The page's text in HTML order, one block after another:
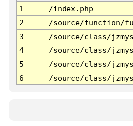
1
/index.php
2
/source/function/
3
/source/class/
4
/source/class/
5
/source/class/
6
/source/class/